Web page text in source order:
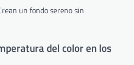
un fondo sereno sin
del color en los